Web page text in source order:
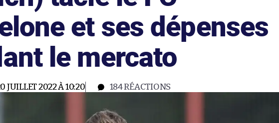
et ses dépenses
le mercato
JUILLET 2022 À 10:20 184RÉACTIONS